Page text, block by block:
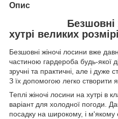
Опис
Безшовні
хутрі великих
Безшовні жіночі лосини вже
частиною гардероба будь-якої
зручні та практичні, але і дуже
З їх допомогою легко створити
Теплі жіночі лосини на хутрі в
варіант для холодної погоди.
посадку на широкому, і